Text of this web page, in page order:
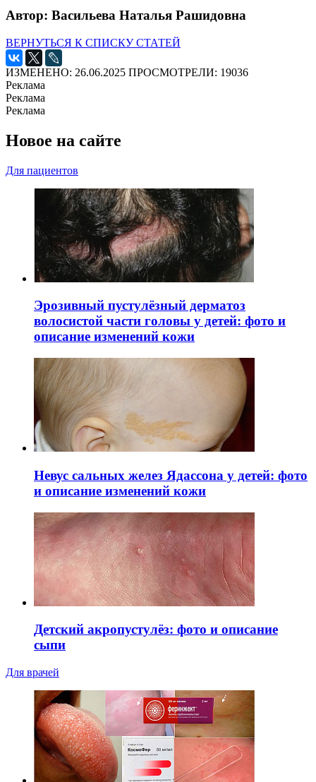
Автор: Васильева Наталья Рашидовна
ВЕРНУТЬСЯ К СПИСКУ СТАТЕЙ
ИЗМЕНЕНО: 26.06.2025 ПРОСМОТРЕЛИ: 19036
Реклама
Реклама
Реклама
Новое на сайте
Для пациентов
Эрозивный пустулёзный дерматоз
волосистой части головы у детей: фото и
описание изменений кожи
Невус сальных желез Ядассона у детей: фото
и описание изменений кожи
Детский акропустулёз: фото и описание
сыпи
Для врачей